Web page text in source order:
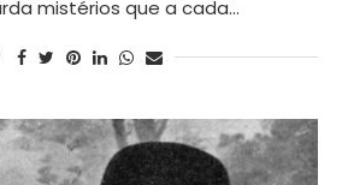
mistérios que a cada…